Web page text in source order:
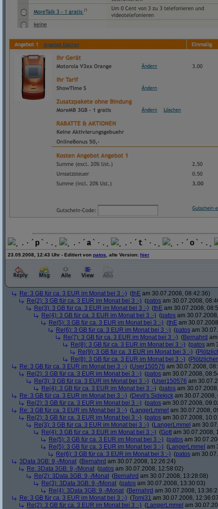
¸.·´ p `·.¸ ¸.·´ a `·.¸ ¸.·´ t `·.¸ ¸.·´ o `·.¸
23.09.2008, 12:43 Uhr - Editiert von patos , alte Version: hier
Re: 3 GB für ca. 3 EUR im Monat bei 3 :-) (thE am 30.07.2008, 08:42:36)
Re(2): 3 GB für ca. 3 EUR im Monat bei 3 :-) (patos am 30.07.2008,
Re(3): 3 GB für ca. 3 EUR im Monat bei 3 :-) (thE am 30.07.2008,
Re(4): 3 GB für ca. 3 EUR im Monat bei 3 :-) (patos am
Re(5): 3 GB für ca. 3 EUR im Monat bei 3 :-) (thE am
Re(6): 3 GB für ca. 3 EUR im Monat bei 3 :-) (patos am
Re(7): 3 GB für ca. 3 EUR im Monat bei 3 :-) (Bernahrd
Re(8): 3 GB für ca. 3 EUR im Monat bei 3 :-) (patos am
Re(9): 3 GB für ca. 3 EUR im Monat bei 3 :-) (
Re(8): 3 GB für ca. 3 EUR im Monat bei 3 :-) (
Re: 3 GB für ca. 3 EUR im Monat bei 3 :-) (User150576 am 30.07.2008,
Re(2): 3 GB für ca. 3 EUR im Monat bei 3 :-) (patos am 30.07.2008,
Re(3): 3 GB für ca. 3 EUR im Monat bei 3 :-) (User150576 am
Re(4): 3 GB für ca. 3 EUR im Monat bei 3 :-) (patos am
Re: 3 GB für ca. 3 EUR im Monat bei 3 :-) (Devil's Sidekick am 30.07.2008,
Re(2): 3 GB für ca. 3 EUR im Monat bei 3 :-) (patos am 30.07.2008,
Re: 3 GB für ca. 3 EUR im Monat bei 3 :-) (LangerLmmel am 30.07.2008,
Re(2): 3 GB für ca. 3 EUR im Monat bei 3 :-) (patos am 30.07.2008,
Re(3): 3 GB für ca. 3 EUR im Monat bei 3 :-) (LangerLmmel am
Re(4): 3 GB für ca. 3 EUR im Monat bei 3 :-) (Gott am 30.07.2008,
Re(5): 3 GB für ca. 3 EUR im Monat bei 3 :-) (patos am
Re(5): 3 GB für ca. 3 EUR im Monat bei 3 :-) (LangerLmmel am
Re(6): 3 GB für ca. 3 EUR im Monat bei 3 :-) (patos am
3Data 3GB: 9,-/Monat (Bernahrd am 30.07.2008, 12:26:24)
Re: 3Data 3GB: 9,-/Monat (patos am 30.07.2008, 12:58:02)
Re(2): 3Data 3GB: 9,-/Monat (Bernahrd am 30.07.2008, 13:28:08)
Re(3): 3Data 3GB: 9,-/Monat (patos am 30.07.2008, 13:30:03)
Re(4): 3Data 3GB: 9,-/Monat (Bernahrd am 30.07.2008,
Re: 3 GB für ca. 3 EUR im Monat bei 3 :-) (Tomi31 am 30.07.2008,
Re(2): 3 GB für ca. 3 EUR im Monat bei 3 :-) (LangerLmmel am